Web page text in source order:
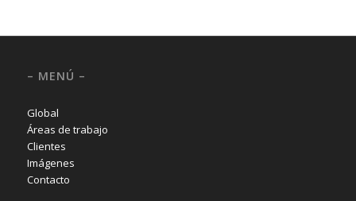
– MENÚ –
Global
Áreas de trabajo
Clientes
Imágenes
Contacto